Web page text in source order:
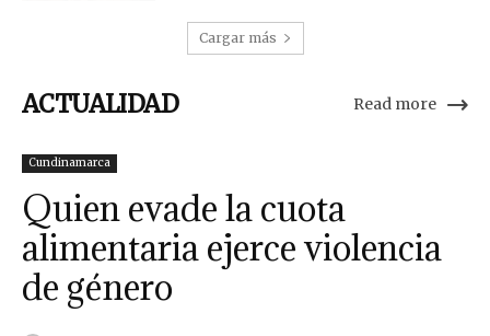
Cargar más
ACTUALIDAD Read more
Cundinamarca
Quien evade la cuota
alimentaria ejerce violencia
de género